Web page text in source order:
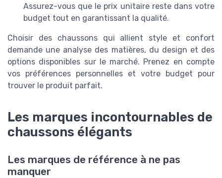
Assurez-vous que le prix unitaire reste dans votre
budget tout en garantissant la qualité.
Choisir des chaussons qui allient style et confort
demande une analyse des matières, du design et des
options disponibles sur le marché. Prenez en compte
vos préférences personnelles et votre budget pour
trouver le produit parfait.
Les marques incontournables de
chaussons élégants
Les marques de référence à ne pas
manquer